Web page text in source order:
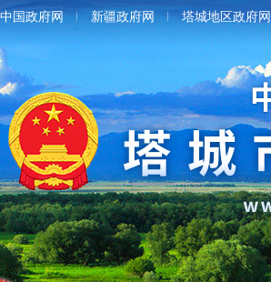
中国政府网 新疆政府网 塔城地区政府网